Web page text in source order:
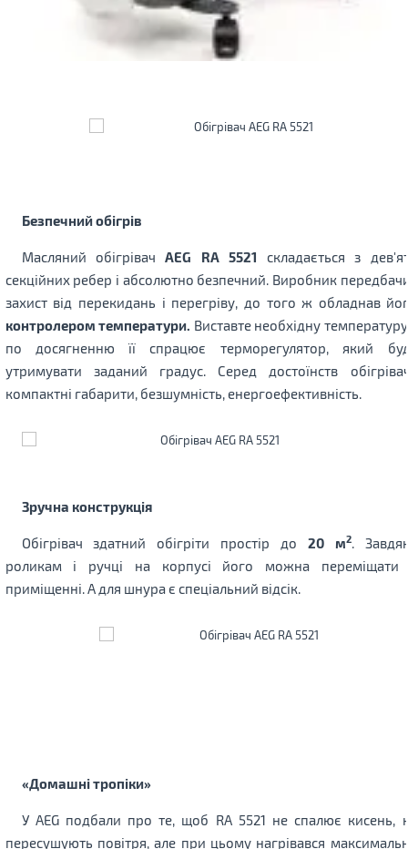
Безпечний обігрів
Масляний обігрівачAEG RA 5521 складається з
секційних ребер і абсолютно безпечний. Виробник
захист від перекидань і перегріву, до того ж обладнав
контролером температури. Виставте необхідну
по досягненню її спрацює терморегулятор, який
утримувати заданий градус. Серед достоїнств
компактні габарити, безшумність, енергоефективність.
Зручна конструкція
Обігрівач здатний обігріти простір до 20 м2.
роликам і ручці на корпусі його можна переміщати
приміщенні. А для шнура є спеціальний відсік.
«Домашні тропіки»
У AEG подбали про те, щоб RA 5521 не спалює кисень,
пересушують повітря, але при цьому нагрівався